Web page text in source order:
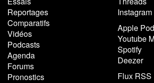
Reportages
Comparatifs
Vidéos
Podcasts
Agenda
Forums
Pronostics
Instagram
Apple
Youtube
Spotify
Deezer
Flux RSS